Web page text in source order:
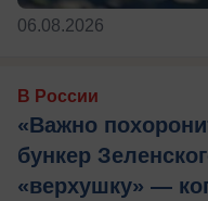
06.08.2026
В России
«Важно
бункер
«верхушку» —